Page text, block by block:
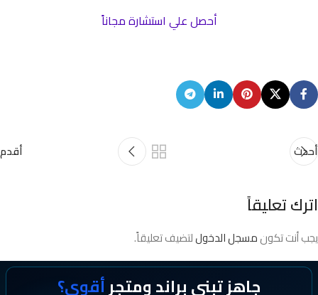
أحصل علي استشارة مجاناً
أحدث أقدم
اترك تعليقاً
يجب أنت تكونمسجل الدخوللتضيف تعليقاً.
جاهز تبني براند ومتجرأقوى؟